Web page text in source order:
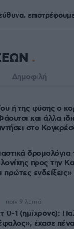
Δημοφιλή
ή της φύσης ο
και άλλα
στο
δρομολόγια
προς την
πρώτες
1 (ημίχρονο):
έχασε
πριν 9 λεπτά